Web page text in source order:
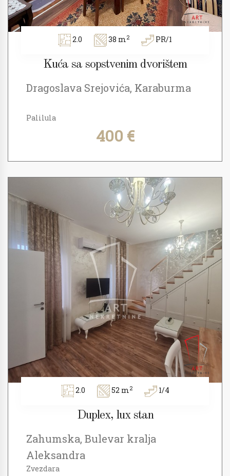
2.0 38 m2 PR/1
Kuća sa sopstvenim dvorištem
Dragoslava Srejovića, Karaburma
Palilula
400 €
2.0 52 m2 1/4
Duplex, lux stan
Zahumska, Bulevar kralja
Aleksandra
Zvezdara